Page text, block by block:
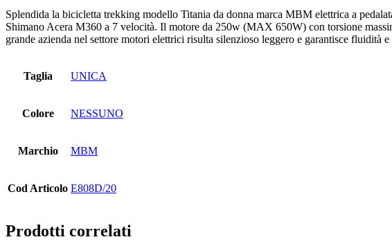
Splendida la bicicletta trekking modello Titania da donna marca MBM elettrica a
Shimano Acera M360 a 7 velocità. Il motore da 250w (MAX 650W) con torsione
grande azienda nel settore motori elettrici risulta silenzioso leggero e garantisce fluidità e
Taglia UNICA
Colore NESSUNO
Marchio MBM
Cod Articolo E808D/20
Prodotti correlati